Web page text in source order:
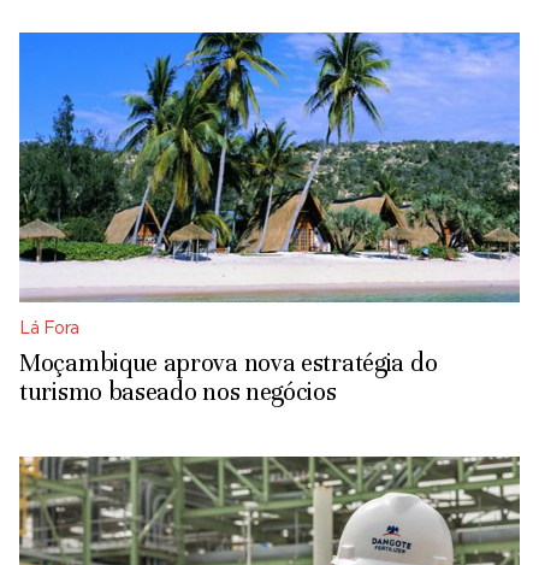
Lá Fora
Moçambique aprova nova estratégia do
turismo baseado nos negócios